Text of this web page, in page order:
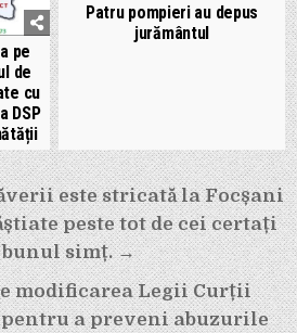
pe
de
cu
DSP
Patru pompieri au depus
jurământul
este stricată la Focșani
peste tot de cei certați
bunul simț. →
modificarea Legii Curții
a preveni abuzurile